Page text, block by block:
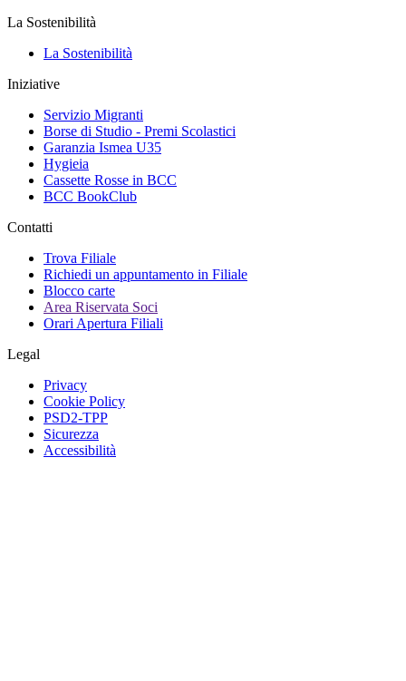
La Sostenibilità
La Sostenibilità
Iniziative
Servizio Migranti
Borse di Studio - Premi Scolastici
Garanzia Ismea U35
Hygieia
Cassette Rosse in BCC
BCC BookClub
Contatti
Trova Filiale
Richiedi un appuntamento in Filiale
Blocco carte
Area Riservata Soci
Orari Apertura Filiali
Legal
Privacy
Cookie Policy
PSD2-TPP
Sicurezza
Accessibilità